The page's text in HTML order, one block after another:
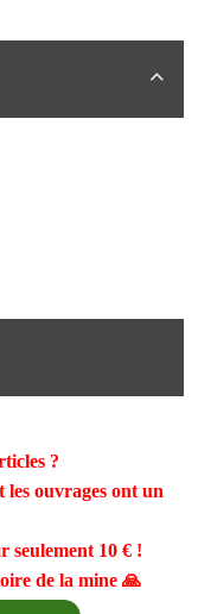

?
les ouvrages ont un
seulement 10 €!
de la mine 🙏